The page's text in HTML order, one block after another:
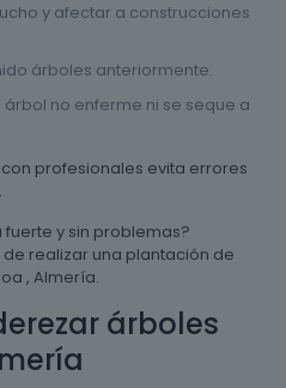
y afectar a construcciones
árboles anteriormente.
no enferme ni se seque a
profesionales evita errores
y sin problemas?
realizar una plantación de
, Almería.
árboles